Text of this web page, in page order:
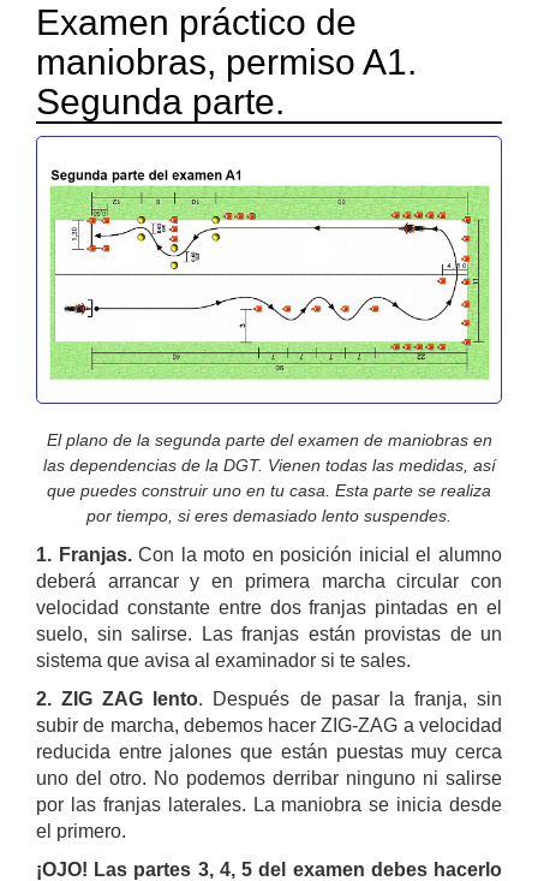
Examen práctico de
maniobras, permiso A1.
Segunda parte.
El plano de la segunda parte del examen de maniobras en
las dependencias de la DGT. Vienen todas las medidas, así
que puedes construir uno en tu casa. Esta parte se realiza
por tiempo, si eres demasiado lento suspendes.
1. Franjas.Con la moto en posición inicial el alumno
deberá arrancar y en primera marcha circular con
velocidad constante entre dos franjas pintadas en el
suelo, sin salirse. Las franjas están provistas de un
sistema que avisa al examinador si te sales.
2. ZIG ZAG lento. Después de pasar la franja, sin
subir de marcha, debemos hacer ZIG-ZAG a velocidad
reducida entre jalones que están puestas muy cerca
uno del otro. No podemos derribar ninguno ni salirse
por las franjas laterales. La maniobra se inicia desde
el primero.
¡OJO! Las partes 3, 4, 5 del examen debes hacerlo